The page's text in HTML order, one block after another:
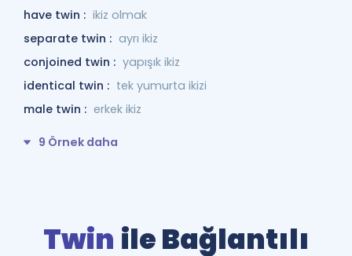
have twin : ikiz olmak
separate twin : ayrı ikiz
conjoined twin : yapışık ikiz
identical twin : tek yumurta ikizi
male twin : erkek ikiz
9 Örnek daha
Twin ile Bağlantılı